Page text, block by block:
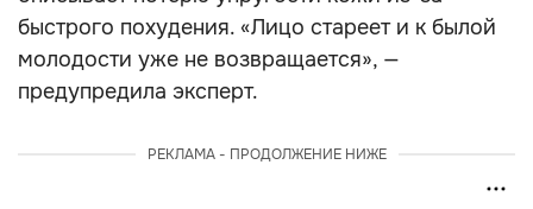
быстрого похудения. «Лицо стареет и к былой
молодости уже не возвращается», —
предупредила эксперт.
РЕКЛАМА - ПРОДОЛЖЕНИЕ НИЖЕ